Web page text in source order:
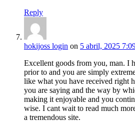
Reply
hokijoss login on 5 abril, 2025
Excellent goods from you, man. I
prior to and you are simply
like what you have received right
you are saying and the way by
making it enjoyable and you
wise. I cant wait to read much
a tremendous site.